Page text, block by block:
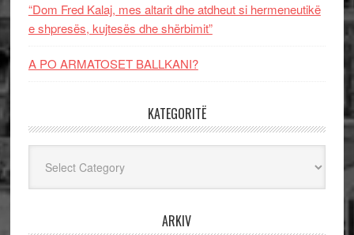
“Dom Fred Kalaj, mes altarit dhe atdheut si hermeneutikë
e shpresës, kujtesës dhe shërbimit”
A PO ARMATOSET BALLKANI?
KATEGORITË
ARKIV